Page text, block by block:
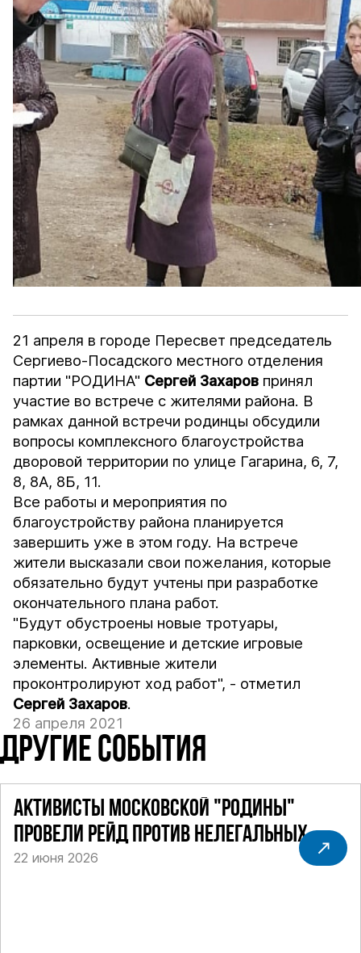
21 апреля в городе Пересвет председатель
Сергиево-Посадского местного отделения
партии "РОДИНА" Сергей Захаров принял
участие во встрече с жителями района. В
рамках данной встречи родинцы обсудили
вопросы комплексного благоустройства
дворовой территории по улице Гагарина, 6, 7,
8, 8А, 8Б, 11.
Все работы и мероприятия по
благоустройству района планируется
завершить уже в этом году. На встрече
жители высказали свои пожелания, которые
обязательно будут учтены при разработке
окончательного плана работ.
"Будут обустроены новые тротуары,
парковки, освещение и детские игровые
элементы. Активные жители
проконтролируют ход работ", - отметил
Сергей Захаров.
26 апреля 2021
ДРУГИЕ СОБЫТИЯ
АКТИВИСТЫ МОСКОВСКОЙ "РОДИНЫ"
ПРОВЕЛИ РЕЙД ПРОТИВ НЕЛЕГАЛЬНЫХ
ТАКСИ
22 июня 2026